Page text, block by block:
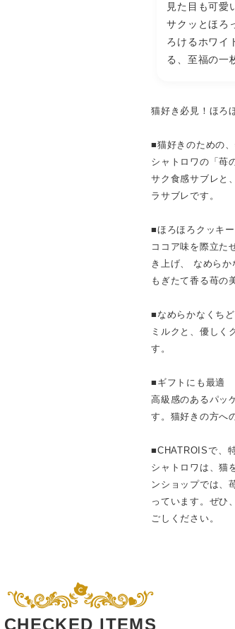
見た目も可愛
サクッとほろ
ろけるホワイ
る、至福の一
猫好き必見！ほろ
■猫好きのための
シャトロワの「苺
サク食感サブレと
ラサブレです。
■ほろほろクッキ
ココア味を際立た
き上げ、 なめらか
もぎたて香る苺の
■なめらかなくち
ミルクと、優しく
す。
■ギフトにも最適
高級感のあるパッ
す。猫好きの方へ
■CHATROISで、
シャトロワは、猫
ンショップでは、
っています。ぜひ
ごしください。
CHECKED ITEMS